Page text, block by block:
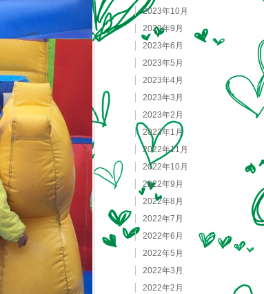
2023年10月
2023年9月
2023年6月
2023年5月
2023年4月
2023年3月
2023年2月
2023年1月
2022年11月
2022年10月
2022年9月
2022年8月
2022年7月
2022年6月
2022年5月
2022年3月
2022年2月